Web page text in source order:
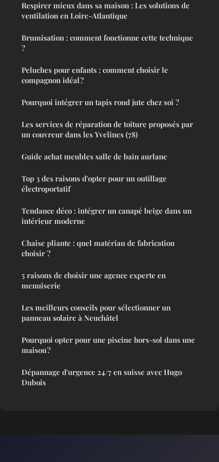
Respirer mieux dans sa maison : Les solutions de
ventilation en Loire-Atlantique
Brumisation : comment fonctionne cette technique
?
Peluches pour enfants : comment choisir le
compagnon idéal ?
Pourquoi intégrer un tapis rond jute chez soi ?
Les services de réparation de toiture proposés par
un couvreur dans les Yvelines (78)
Guide achat meubles salle de bain aurlane
Top 3 des raisons d'opter pour un outillage
électroportatif
Tendance déco : intégrer un canapé beige dans un
intérieur moderne
Chaise pliante : quel matériau de fabrication
choisir ?
5 raisons de choisir une agence experte en
menuiserie
Les meilleurs conseils pour sélectionner un
panneau solaire à Neuchâtel
Pourquoi opter pour une piscine hors-sol dans une
maison ?
Dépannage d'urgence 24/7 en suisse avec Hugo
Dubois